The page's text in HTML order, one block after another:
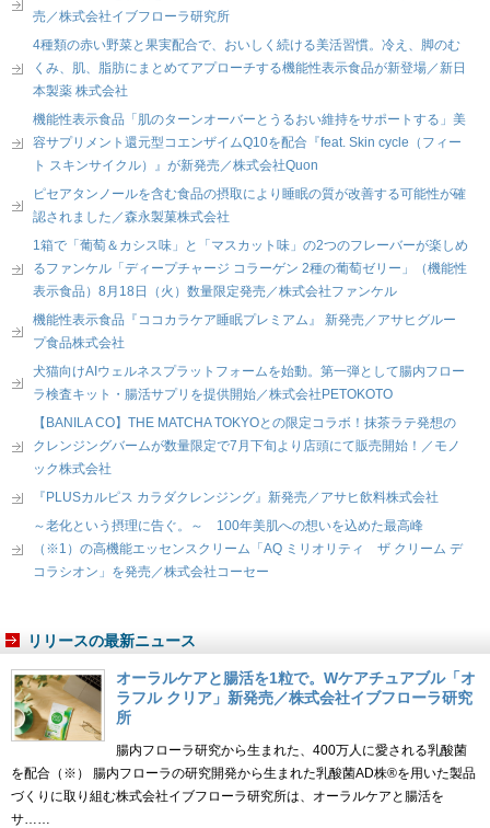
売／株式会社イブフローラ研究所
4種類の赤い野菜と果実配合で、おいしく続ける美活習慣。冷え、脚のむ
くみ、肌、脂肪にまとめてアプローチする機能性表示食品が新登場／新日
本製薬 株式会社
機能性表示食品「肌のターンオーバーとうるおい維持をサポートする」美
容サプリメント還元型コエンザイムQ10を配合『feat. Skin cycle（フィー
ト スキンサイクル）』が新発売／株式会社Quon
ピセアタンノールを含む食品の摂取により睡眠の質が改善する可能性が確
認されました／森永製菓株式会社
1箱で「葡萄＆カシス味」と「マスカット味」の2つのフレーバーが楽しめ
るファンケル「ディープチャージ コラーゲン 2種の葡萄ゼリー」（機能性
表示食品）8月18日（火）数量限定発売／株式会社ファンケル
機能性表示食品『ココカラケア睡眠プレミアム』 新発売／アサヒグルー
プ食品株式会社
犬猫向けAIウェルネスプラットフォームを始動。第一弾として腸内フロー
ラ検査キット・腸活サプリを提供開始／株式会社PETOKOTO
【BANILA CO】THE MATCHA TOKYOとの限定コラボ！抹茶ラテ発想の
クレンジングバームが数量限定で7月下旬より店頭にて販売開始！／モノ
ック株式会社
『PLUSカルピス カラダクレンジング』新発売／アサヒ飲料株式会社
～老化という摂理に告ぐ。～ 100年美肌への想いを込めた最高峰
（※1）の高機能エッセンスクリーム「AQ ミリオリティ ザ クリーム デ
コラシオン」を発売／株式会社コーセー
リリースの最新ニュース
オーラルケアと腸活を1粒で。Wケアチュアブル「オ
ラフル クリア」新発売／株式会社イブフローラ研究
所
腸内フローラ研究から生まれた、400万人に愛される乳酸菌
を配合（※） 腸内フローラの研究開発から生まれた乳酸菌AD株®を用いた製品
づくりに取り組む株式会社イブフローラ研究所は、オーラルケアと腸活を
サ……